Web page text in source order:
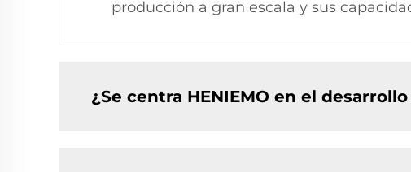
producción a gran escala y sus
¿Se centra HENIEMO en el